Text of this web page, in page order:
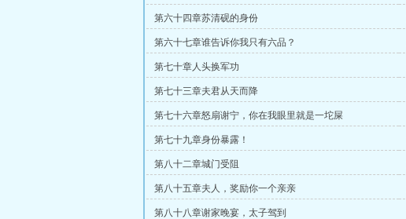
第六十四章苏清砚的身份
第六十七章谁告诉你我只有六品？
第七十章人头换军功
第七十三章夫君从天而降
第七十六章怒扇谢宁，你在我眼里就是一坨屎
第七十九章身份暴露！
第八十二章城门受阻
第八十五章夫人，奖励你一个亲亲
第八十八章谢家晚宴，太子驾到